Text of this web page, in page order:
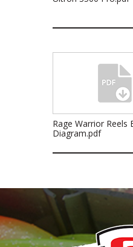
Rage Warrior Reels
Diagram.pdf